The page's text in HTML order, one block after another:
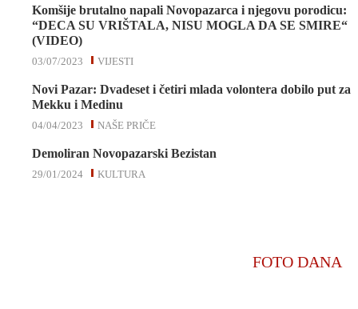
Komšije brutalno napali Novopazarca i njegovu porodicu:
“DECA SU VRIŠTALA, NISU MOGLA DA SE SMIRE“
(VIDEO)
VIJESTI
03/07/2023
Novi Pazar: Dvadeset i četiri mlada volontera dobilo put za
Mekku i Medinu
NAŠE PRIČE
04/04/2023
Demoliran Novopazarski Bezistan
KULTURA
29/01/2024
FOTO DANA